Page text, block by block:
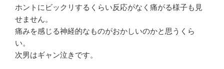
ホントにビックリするくらい反応がなく痛がる様子も見
せません。
痛みを感じる神経的なものがおかしいのかと思うくら
い。
次男はギャン泣きです。